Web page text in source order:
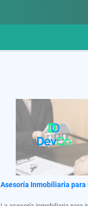
Asesoría Inmobiliaria